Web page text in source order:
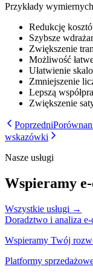
Przykłady
Redukcję
Szybsze
Zwiększenie
Możliwość
Ułatwienie
Zmniejszenie
Lepszą
Zwiększenie
Poprzedni
wskazówki
Nasze usługi
Wspieramy
Wszystkie usługi →
Doradztwo i analiza e-
Wspieramy Twój
Platformy